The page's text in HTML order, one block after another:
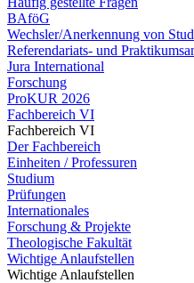
BAföG
Wechsler/Anerkennung von
Referendariats- und
Jura International
Forschung
ProKUR 2026
Fachbereich VI
Fachbereich VI
Der Fachbereich
Einheiten / Professuren
Studium
Prüfungen
Internationales
Forschung & Projekte
Theologische Fakultät
Wichtige Anlaufstellen
Wichtige Anlaufstellen